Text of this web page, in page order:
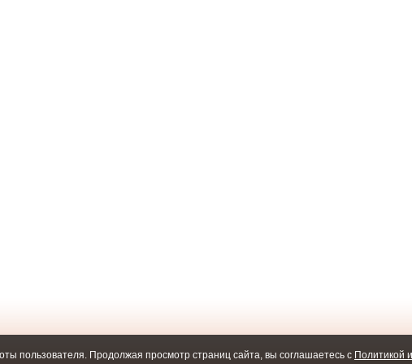
пользователя. Продолжая просмотр страниц сайта, вы соглашаетесь с Политикой